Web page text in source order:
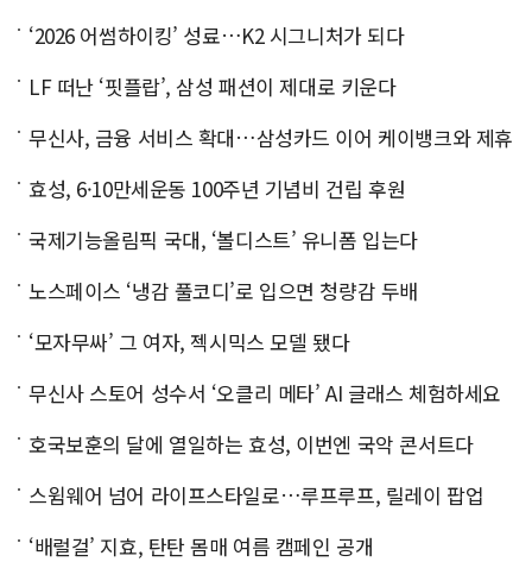
‘2026 어썸하이킹’ 성료…K2 시그니처가 되다
LF 떠난 ‘핏플랍’, 삼성 패션이 제대로 키운다
무신사, 금융 서비스 확대…삼성카드 이어 케이뱅크와 제휴
효성, 6·10만세운동 100주년 기념비 건립 후원
국제기능올림픽 국대, ‘볼디스트’ 유니폼 입는다
노스페이스 ‘냉감 풀코디’로 입으면 청량감 두배
‘모자무싸’ 그 여자, 젝시믹스 모델 됐다
무신사 스토어 성수서 ‘오클리 메타’ AI 글래스 체험하세요
호국보훈의 달에 열일하는 효성, 이번엔 국악 콘서트다
스윔웨어 넘어 라이프스타일로…루프루프, 릴레이 팝업
‘배럴걸’ 지효, 탄탄 몸매 여름 캠페인 공개